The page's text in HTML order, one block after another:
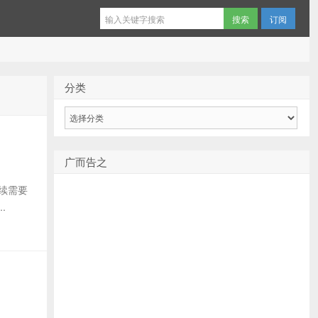
订阅
需要
分类
广而告之